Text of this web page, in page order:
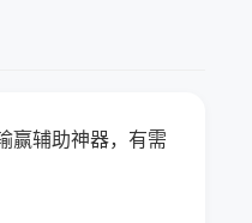
赢辅助神器，有需